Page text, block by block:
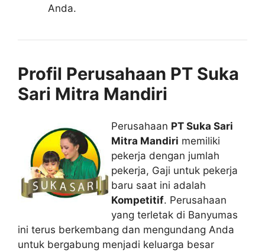
Anda.
Profil Perusahaan PT Suka
Sari Mitra Mandiri
Perusahaan PT Suka Sari
Mitra Mandiri memiliki
pekerja dengan jumlah
pekerja, Gaji untuk pekerja
baru saat ini adalah
Kompetitif. Perusahaan
yang terletak di Banyumas
ini terus berkembang dan mengundang Anda
untuk bergabung menjadi keluarga besar